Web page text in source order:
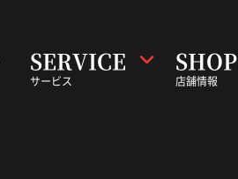
SERVICE
サービス
SHOP
店舗情報